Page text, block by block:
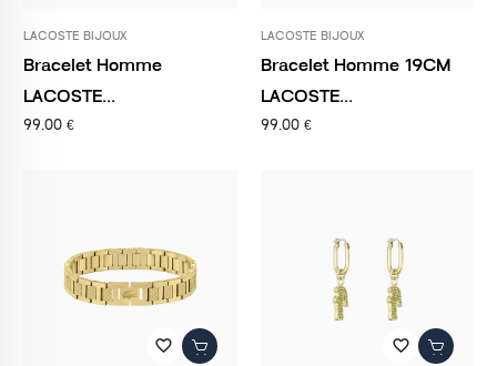
LACOSTE BIJOUX
Bracelet Homme
LACOSTE...
99,00 €
LACOSTE BIJOUX
Bracelet Homme 19CM
LACOSTE...
99,00 €
favorite_border favorite_border